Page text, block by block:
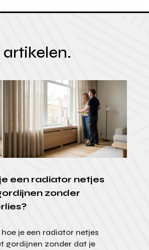
een radiator netjes
zonder
je een radiator netjes
gordijnen zonder dat je